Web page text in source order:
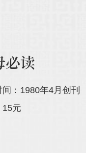
必读
间：1980年4月创刊
15元